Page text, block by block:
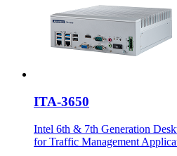
ITA-3650
Intel 6th & 7th Generation
for Traffic Management